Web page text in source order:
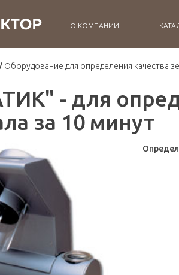
О КОМПАНИИ
Оборудование для определения качества
- для
за 10 минут